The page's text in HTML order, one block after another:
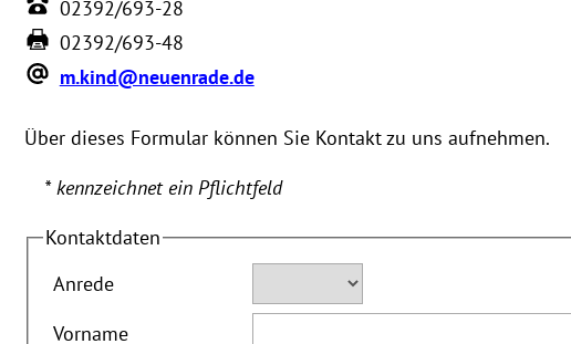
02392/693-28
02392/693-48
m.kind@neuenrade.de
Über dieses Formular können Sie Kontakt zu uns aufnehmen.
* kennzeichnet ein Pflichtfeld
Kontaktdaten
Anrede
Vorname